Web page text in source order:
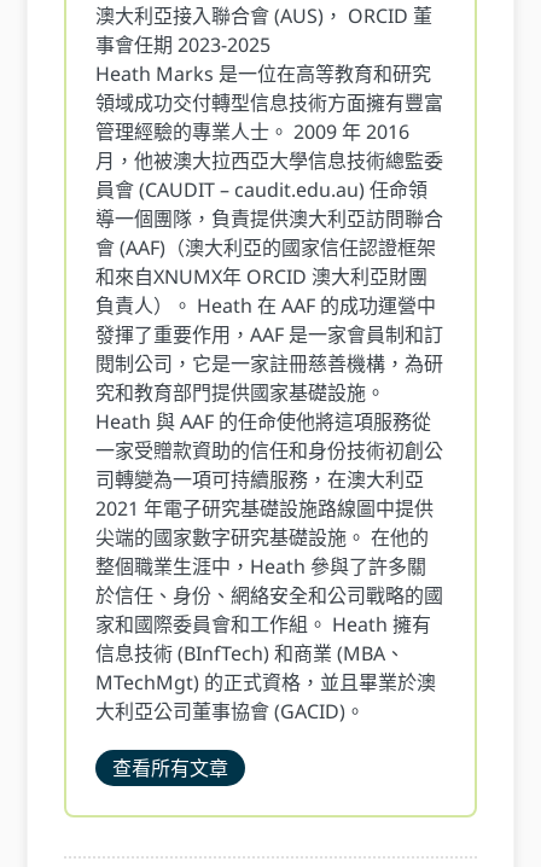
澳大利亞接入聯合會 (AUS)， ORCID 董
事會任期 2023-2025
Heath Marks 是一位在高等教育和研究
領域成功交付轉型信息技術方面擁有豐富
管理經驗的專業人士。 2009 年 2016
月，他被澳大拉西亞大學信息技術總監委
員會 (CAUDIT – caudit.edu.au) 任命領
導一個團隊，負責提供澳大利亞訪問聯合
會 (AAF)（澳大利亞的國家信任認證框架
和來自XNUMX年 ORCID 澳大利亞財團
負責人）。 Heath 在 AAF 的成功運營中
發揮了重要作用，AAF 是一家會員制和訂
閱制公司，它是一家註冊慈善機構，為研
究和教育部門提供國家基礎設施。
Heath 與 AAF 的任命使他將這項服務從
一家受贈款資助的信任和身份技術初創公
司轉變為一項可持續服務，在澳大利亞
2021 年電子研究基礎設施路線圖中提供
尖端的國家數字研究基礎設施。 在他的
整個職業生涯中，Heath 參與了許多關
於信任、身份、網絡安全和公司戰略的國
家和國際委員會和工作組。 Heath 擁有
信息技術 (BInfTech) 和商業 (MBA、
MTechMgt) 的正式資格，並且畢業於澳
大利亞公司董事協會 (GACID)。
查看所有文章